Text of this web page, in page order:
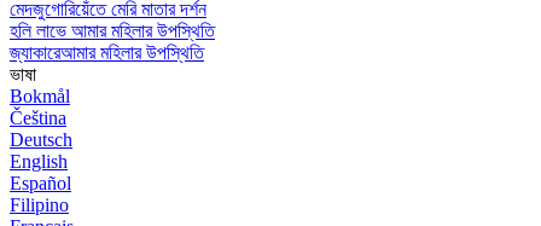
মেদজুগোরিয়েঁতে মেরি মাতার দর্শন
হলি লাভে আমার মহিলার উপস্থিতি
জ্যাকারেআমার মহিলার উপস্থিতি
ভাষা
Bokmål
Čeština
Deutsch
English
Español
Filipino